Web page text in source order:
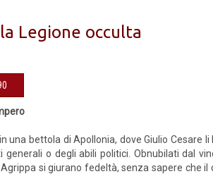
Legione occulta
una bettola di Apollonia, dove Giulio Cesare
o degli abili politici. Obnubilati dal
si giurano fedeltà, senza sapere che il